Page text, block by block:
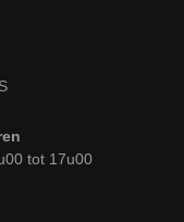
tot 17u00